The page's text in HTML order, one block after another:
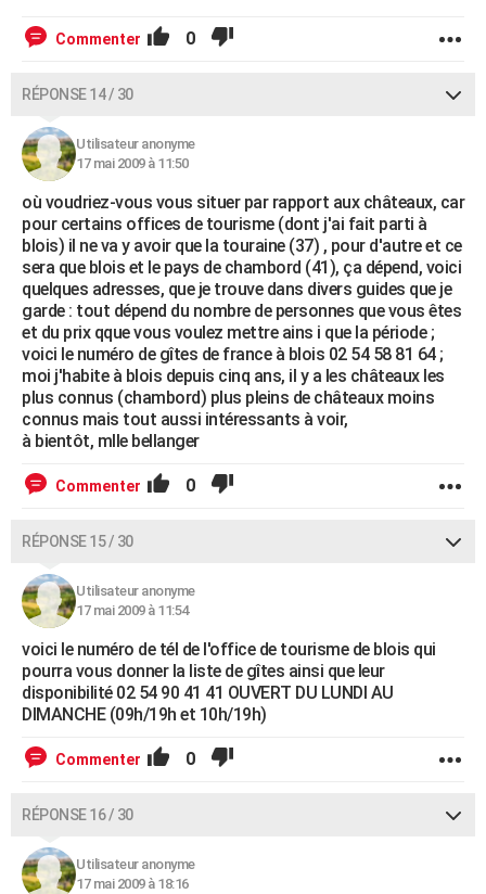
Commenter 0
RÉPONSE 14 / 30
Utilisateur anonyme
17 mai 2009 à 11:50
où voudriez-vous vous situer par rapport aux châteaux, car
pour certains offices de tourisme (dont j'ai fait parti à
blois) il ne va y avoir que la touraine (37) , pour d'autre et ce
sera que blois et le pays de chambord (41), ça dépend, voici
quelques adresses, que je trouve dans divers guides que je
garde : tout dépend du nombre de personnes que vous êtes
et du prix qque vous voulez mettre ains i que la période ;
voici le numéro de gîtes de france à blois 02 54 58 81 64 ;
moi j'habite à blois depuis cinq ans, il y a les châteaux les
plus connus (chambord) plus pleins de châteaux moins
connus mais tout aussi intéressants à voir,
à bientôt, mlle bellanger
Commenter 0
RÉPONSE 15 / 30
Utilisateur anonyme
17 mai 2009 à 11:54
voici le numéro de tél de l'office de tourisme de blois qui
pourra vous donner la liste de gîtes ainsi que leur
disponibilité 02 54 90 41 41 OUVERT DU LUNDI AU
DIMANCHE (09h/19h et 10h/19h)
Commenter 0
RÉPONSE 16 / 30
Utilisateur anonyme
17 mai 2009 à 18:16